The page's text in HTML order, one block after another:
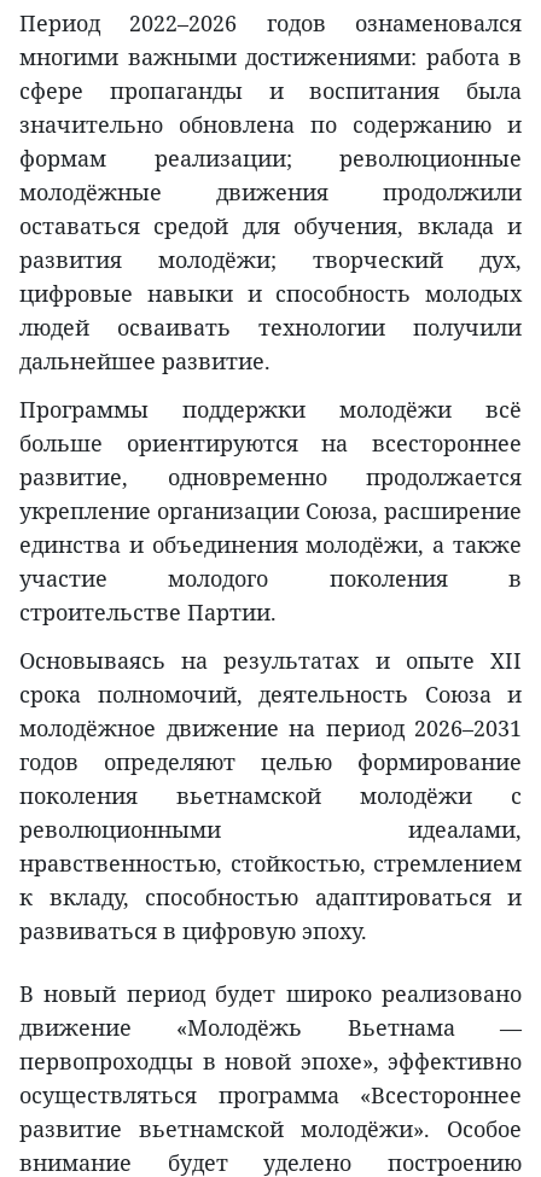
Период 2022–2026 годов ознаменовался
многими важными достижениями: работа в
сфере пропаганды и воспитания была
значительно обновлена по содержанию и
формам реализации; революционные
молодёжные движения продолжили
оставаться средой для обучения, вклада и
развития молодёжи; творческий дух,
цифровые навыки и способность молодых
людей осваивать технологии получили
дальнейшее развитие.
Программы поддержки молодёжи всё
больше ориентируются на всестороннее
развитие, одновременно продолжается
укрепление организации Союза, расширение
единства и объединения молодёжи, а также
участие молодого поколения в
строительстве Партии.
Основываясь на результатах и опыте XII
срока полномочий, деятельность Союза и
молодёжное движение на период 2026–2031
годов определяют целью формирование
поколения вьетнамской молодёжи с
революционными идеалами,
нравственностью, стойкостью, стремлением
к вкладу, способностью адаптироваться и
развиваться в цифровую эпоху.
В новый период будет широко реализовано
движение «Молодёжь Вьетнама —
первопроходцы в новой эпохе», эффективно
осуществляться программа «Всестороннее
развитие вьетнамской молодёжи». Особое
внимание будет уделено построению